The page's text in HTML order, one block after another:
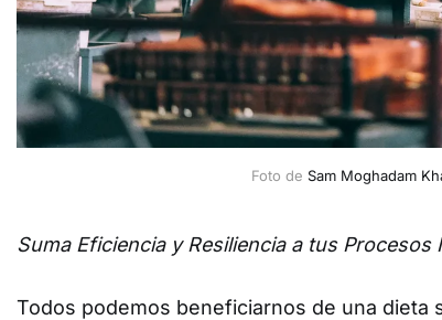
Foto de Sam Moghadam
Suma Eficiencia y Resiliencia a tus
Todos podemos beneficiarnos de una dieta